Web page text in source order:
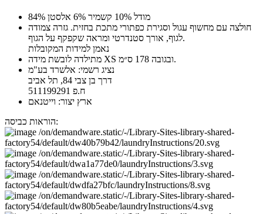
84% מודל 10% קשמיר 6% אלסטן
חולצה עם מחשוף עגול וסגירת כפתורי מתכת בחזית. גזרה צמודה
לגוף, אורך סטנדרטי ומראה שקפקף על הגוף.
נאמן למידות המקובלות
מתילדה לובשת מידה XS ובגובה 178 ס״מ.
נציג רשמי: אלשרד בע"מ
דרך בן צבי 84, תל אביב
ח.פ 511199291
ארץ יצור: וייטנאם
הוראות כביסה: